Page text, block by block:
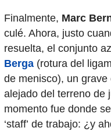
Finalmente, Marc
culé. Ahora, justo
resuelta, el conjunto
Berga (rotura del
de menisco), un
alejado del terreno de
momento fue donde
‘staff’ de trabajo: ¿y